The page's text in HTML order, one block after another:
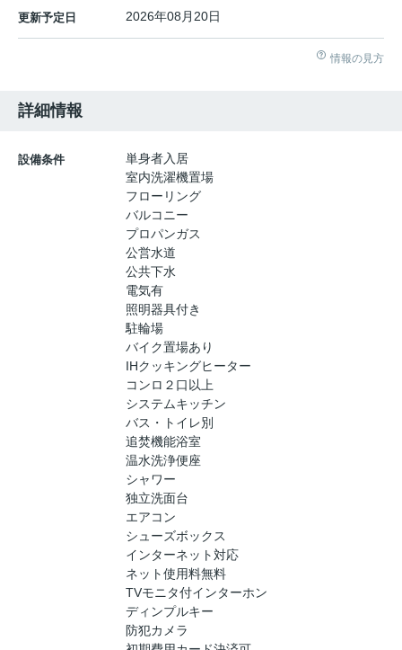
更新予定日 2026年08月20日
情報の見方
詳細情報
設備条件
単身者入居
室内洗濯機置場
フローリング
バルコニー
プロパンガス
公営水道
公共下水
電気有
照明器具付き
駐輪場
バイク置場あり
IHクッキングヒーター
コンロ２口以上
システムキッチン
バス・トイレ別
追焚機能浴室
温水洗浄便座
シャワー
独立洗面台
エアコン
シューズボックス
インターネット対応
ネット使用料無料
TVモニタ付インターホン
ディンプルキー
防犯カメラ